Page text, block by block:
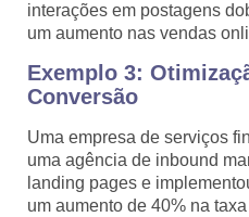
interações em postagens
um aumento nas vendas
Exemplo 3:
Conversão
Uma empresa de serviços
uma agência de inbound
landing pages e
um aumento de 40% na